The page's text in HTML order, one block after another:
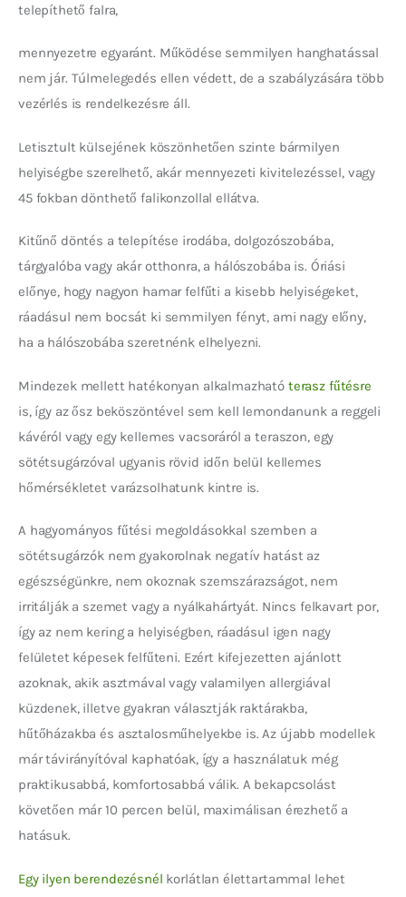
telepíthető falra,
mennyezetre egyaránt. Működése semmilyen hanghatással
nem jár. Túlmelegedés ellen védett, de a szabályzására több
vezérlés is rendelkezésre áll.
Letisztult külsejének köszönhetően szinte bármilyen
helyiségbe szerelhető, akár mennyezeti kivitelezéssel, vagy
45 fokban dönthető falikonzollal ellátva.
Kitűnő döntés a telepítése irodába, dolgozószobába,
tárgyalóba vagy akár otthonra, a hálószobába is. Óriási
előnye, hogy nagyon hamar felfűti a kisebb helyiségeket,
ráadásul nem bocsát ki semmilyen fényt, ami nagy előny,
ha a hálószobába szeretnénk elhelyezni.
Mindezek mellett hatékonyan alkalmazható terasz fűtésre
is, így az ősz beköszöntével sem kell lemondanunk a reggeli
kávéról vagy egy kellemes vacsoráról a teraszon, egy
sötétsugárzóval ugyanis rövid időn belül kellemes
hőmérsékletet varázsolhatunk kintre is.
A hagyományos fűtési megoldásokkal szemben a
sötétsugárzók nem gyakorolnak negatív hatást az
egészségünkre, nem okoznak szemszárazságot, nem
irritálják a szemet vagy a nyálkahártyát. Nincs felkavart por,
így az nem kering a helyiségben, ráadásul igen nagy
felületet képesek felfűteni. Ezért kifejezetten ajánlott
azoknak, akik asztmával vagy valamilyen allergiával
küzdenek, illetve gyakran választják raktárakba,
hűtőházakba és asztalosműhelyekbe is. Az újabb modellek
már távirányítóval kaphatóak, így a használatuk még
praktikusabbá, komfortosabbá válik. A bekapcsolást
követően már 10 percen belül, maximálisan érezhető a
hatásuk.
Egy ilyen berendezésnél korlátlan élettartammal lehet